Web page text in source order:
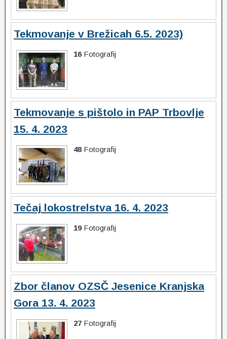
Tekmovanje v Brežicah 6.5. 2023)
16Fotografij
Tekmovanje s pištolo in PAP Trbovlje
15. 4. 2023
48 Fotografij
Tečaj lokostrelstva 16. 4. 2023
19Fotografij
Zbor članov OZSČ Jesenice Kranjska
Gora 13. 4. 2023
27 Fotografij